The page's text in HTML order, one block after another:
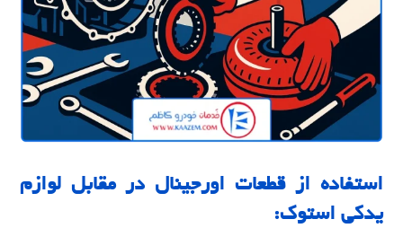
استفاده از قطعات اورجینال در مقابل لوازم
یدکی استوک: